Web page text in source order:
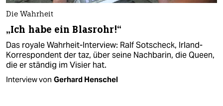
Die Wahrheit
„Ich habe ein Blasrohr!“
Das royale Wahrheit-Interview: Ralf Sotscheck, Irland-
Korrespondent der taz, über seine Nachbarin, die Queen,
die er ständig im Visier hat.
Interview von Gerhard Henschel